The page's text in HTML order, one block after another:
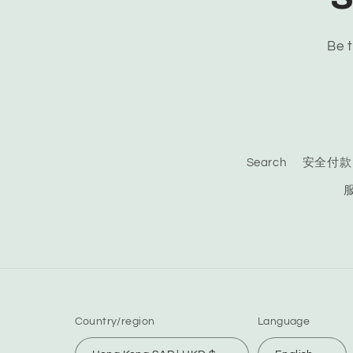
Be
Search 安全付款
Country/region Language